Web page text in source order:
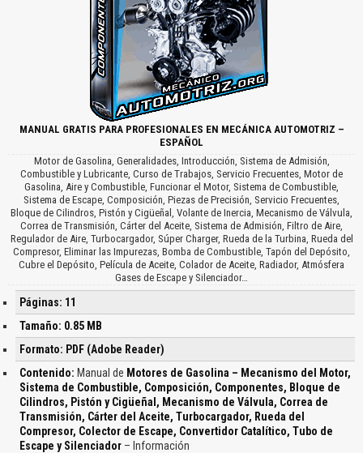
MANUAL GRATIS PARA PROFESIONALES EN MECÁNICA AUTOMOTRIZ –
ESPAÑOL
Motor de Gasolina, Generalidades, Introducción, Sistema de Admisión,
Combustible y Lubricante, Curso de Trabajos, Servicio Frecuentes, Motor de
Gasolina, Aire y Combustible, Funcionar el Motor, Sistema de Combustible,
Sistema de Escape, Composición, Piezas de Precisión, Servicio Frecuentes,
Bloque de Cilindros, Pistón y Cigüeñal, Volante de Inercia, Mecanismo de Válvula,
Correa de Transmisión, Cárter del Aceite, Sistema de Admisión, Filtro de Aire,
Regulador de Aire, Turbocargador, Súper Charger, Rueda de la Turbina, Rueda del
Compresor, Eliminar las Impurezas, Bomba de Combustible, Tapón del Depósito,
Cubre el Depósito, Película de Aceite, Colador de Aceite, Radiador, Atmósfera
Gases de Escape y Silenciador…
Páginas: 11
Tamaño: 0.85 MB
Formato: PDF (Adobe Reader)
Contenido: Manual de Motores de Gasolina – Mecanismo del Motor,
Sistema de Combustible, Composición, Componentes, Bloque de
Cilindros, Pistón y Cigüeñal, Mecanismo de Válvula, Correa de
Transmisión, Cárter del Aceite, Turbocargador, Rueda del
Compresor, Colector de Escape, Convertidor Catalítico, Tubo de
Escape y Silenciador– Información